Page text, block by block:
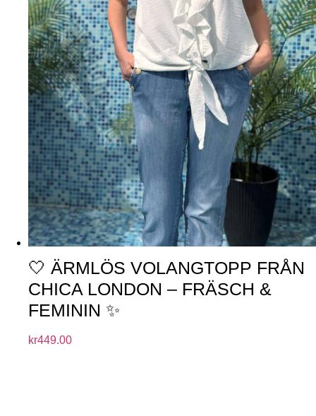
🤍 ÄRMLÖS VOLANGTOPP FRÅN
CHICA LONDON – FRÄSCH &
FEMININ ✨
kr449.00